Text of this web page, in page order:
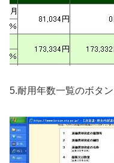
5.耐用年数一覧のボタン